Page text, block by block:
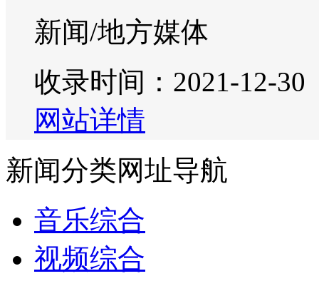
新闻/地方媒体
收录时间：2021-12-30
网站详情
新闻分类网址导航
音乐综合
视频综合